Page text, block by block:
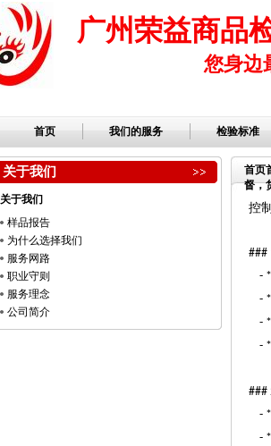
广州荣益商品
您身边
首页 我们的服务 检验标准
关于我们
关于我们
样品报告
为什么选择我们
服务网路
职业守则
服务理念
公司简介
首页
督，
验
控
###
-
-
-
-
###
-
-